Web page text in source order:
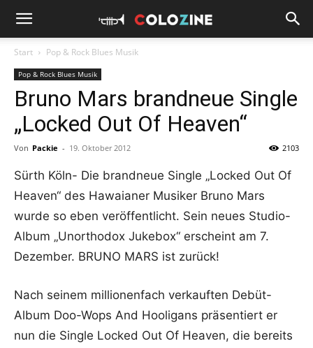
Start Pop & Rock Blues Musik
Pop & Rock Blues Musik
Bruno Mars brandneue Single
„Locked Out Of Heaven“
Von Packie - 19. Oktober 2012 2103
Sürth Köln- Die brandneue Single „Locked Out Of
Heaven“ des Hawaianer Musiker Bruno Mars
wurde so eben veröffentlicht. Sein neues Studio-
Album „Unorthodox Jukebox“ erscheint am 7.
Dezember. BRUNO MARS ist zurück!
Nach seinem millionenfach verkauften Debüt-
Album Doo-Wops And Hooligans präsentiert er
nun die Single Locked Out Of Heaven, die bereits